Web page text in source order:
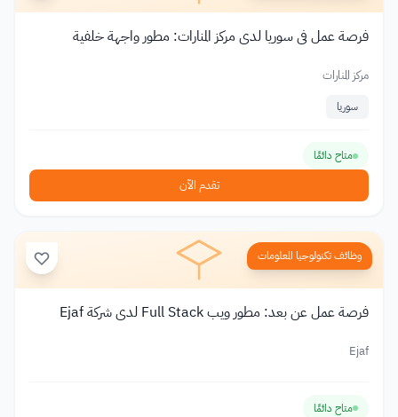
فرصة عمل في سوريا لدى مركز المنارات: مطور واجهة خلفية
مركز المنارات
سوريا
متاح دائمًا
تقدم الآن
وظائف تكنولوجيا المعلومات
فرصة عمل عن بعد: مطور ويب Full Stack لدى شركة Ejaf
Ejaf
متاح دائمًا